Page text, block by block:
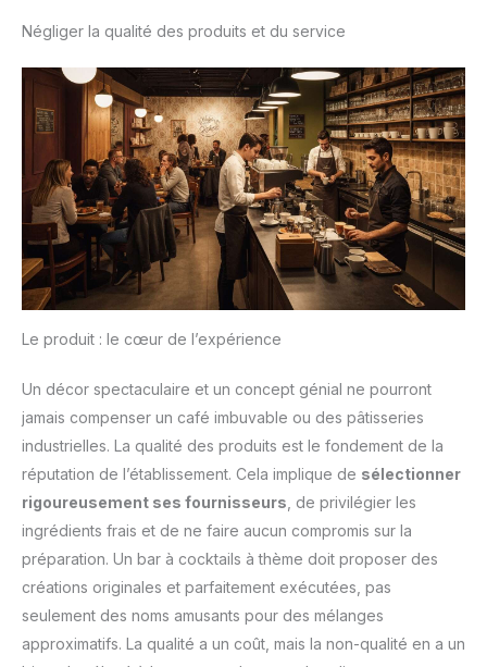
Négliger la qualité des produits et du service
Le produit : le cœur de l’expérience
Un décor spectaculaire et un concept génial ne pourront
jamais compenser un café imbuvable ou des pâtisseries
industrielles. La qualité des produits est le fondement de la
réputation de l’établissement. Cela implique de sélectionner
rigoureusement ses fournisseurs , de privilégier les
ingrédients frais et de ne faire aucun compromis sur la
préparation. Un bar à cocktails à thème doit proposer des
créations originales et parfaitement exécutées, pas
seulement des noms amusants pour des mélanges
approximatifs. La qualité a un coût, mais la non-qualité en a un